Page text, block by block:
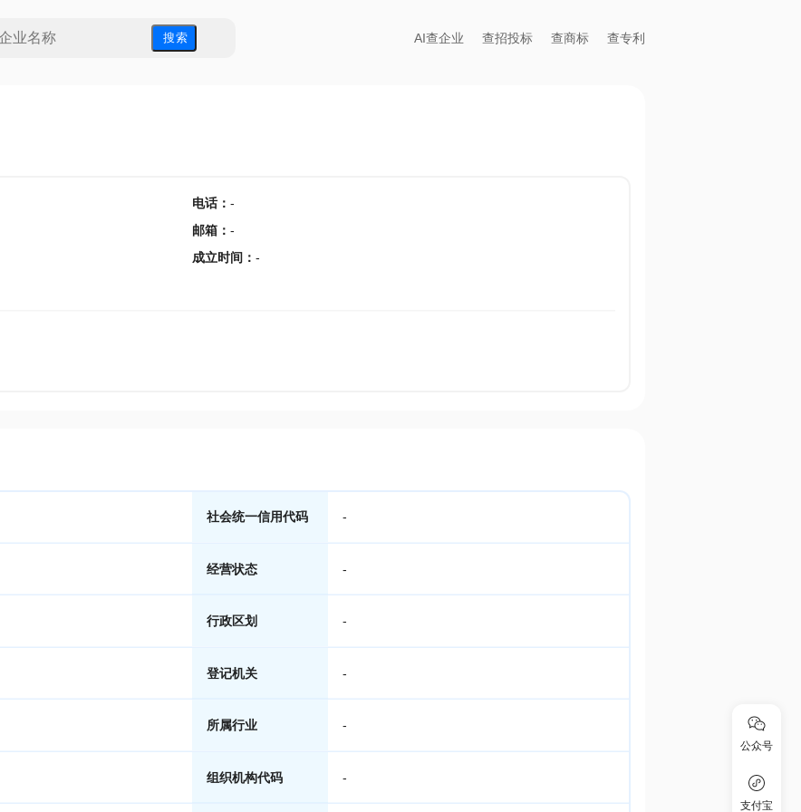
搜 索 AI查企业 查招投标 查商标 查专利
电话： -
邮箱 ： -
成立时间 ： -
社会统一信用代码 -
经营状态 -
行政区划 -
登记机关 -
所属行业 -
组织机构代码 -
公众号
支付宝